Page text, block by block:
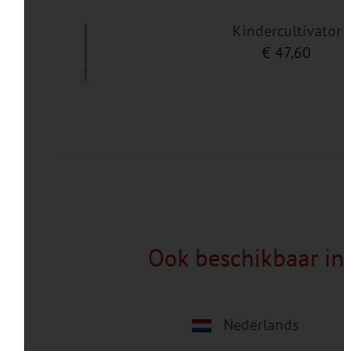
Kindercultivator
€ 47,60
Ook beschikbaar in
Nederlands